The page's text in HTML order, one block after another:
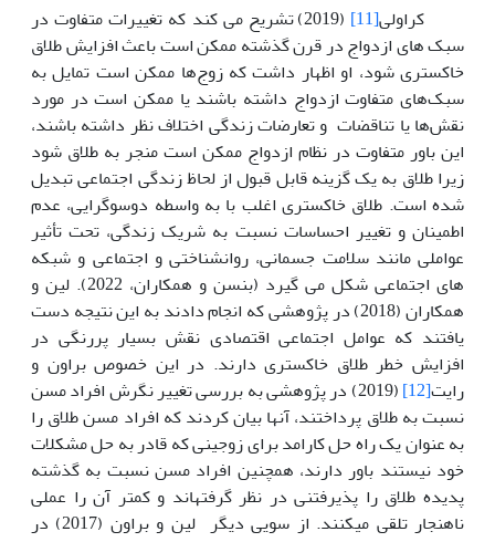
کراولی[11]
(2019) تشریح می کند که تغییرات متفاوت در
سبک های ازدواج در قرن گذشته ممکن است باعث افزایش طلاق
خاکستری شود، او اظهار داشت که زوج‌ها ممکن است تمایل به
سبک‌های متفاوت ازدواج داشته باشند یا ممکن است در مورد
نقش‌ها یا تناقضات و تعارضات زندگی اختلاف نظر داشته باشند،
این باور متفاوت در نظام ازدواج ممکن است منجر به طلاق شود
زیرا طلاق به یک گزینه قابل قبول از لحاظ زندگی اجتماعی تبدیل
شده است. طلاق خاکستری اغلب با به واسطه دوسوگرایی، عدم
اطمینان و تغییر احساسات نسبت به شریک زندگی، تحت تأثیر
عواملی مانند سلامت جسمانی، روانشناختی و اجتماعی و شبکه
های اجتماعی شکل می گیرد (بنسن و همکاران، 2022). لین و
همکاران (2018) در پژوهشی که انجام دادند به این نتیجه دست
یافتند که عوامل اجتماعی اقتصادی نقش بسیار پررنگی در
افزایش خطر طلاق خاکستری دارند. در این خصوص براون و
رایت[12]
(2019) در پژوهشی به بررسی تغییر نگرش افراد مسن
نسبت به طلاق پرداختند، آنها بیان کردند که افراد مسن طلاق را
به عنوان یک راه حل کارامد برای زوجینی که قادر به حل مشکلات
خود نیستند باور دارند، همچنین افراد مسن نسبت به گذشته
پدیده طلاق را پذیرفتنی در نظر گرفته­اند و کمتر آن را عملی
ناهنجار تلقی می­کنند. از سویی دیگر لین و براون (2017) در